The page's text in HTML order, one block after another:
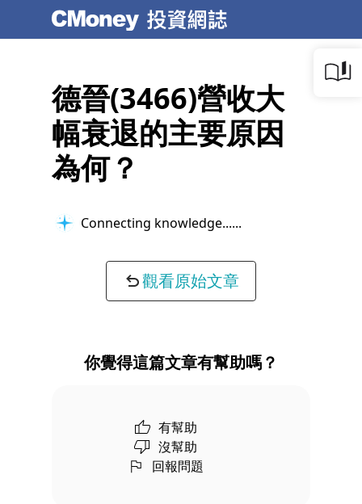
德晉(3466)營收大
幅衰退的主要原因
為何？
Verifying accuracy...
觀看原始文章
你覺得這篇文章有幫助嗎？
有幫助
沒幫助
回報問題